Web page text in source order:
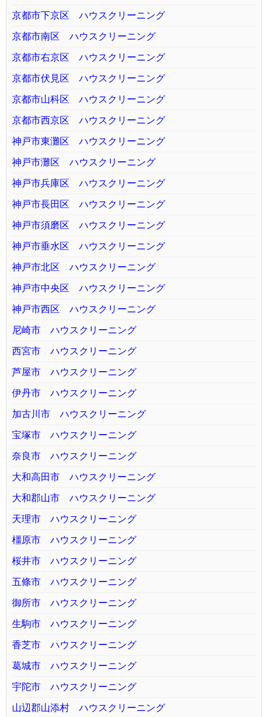
京都市下京区 ハウスクリーニング
京都市南区 ハウスクリーニング
京都市右京区 ハウスクリーニング
京都市伏見区 ハウスクリーニング
京都市山科区 ハウスクリーニング
京都市西京区 ハウスクリーニング
神戸市東灘区 ハウスクリーニング
神戸市灘区 ハウスクリーニング
神戸市兵庫区 ハウスクリーニング
神戸市長田区 ハウスクリーニング
神戸市須磨区 ハウスクリーニング
神戸市垂水区 ハウスクリーニング
神戸市北区 ハウスクリーニング
神戸市中央区 ハウスクリーニング
神戸市西区 ハウスクリーニング
尼崎市 ハウスクリーニング
西宮市 ハウスクリーニング
芦屋市 ハウスクリーニング
伊丹市 ハウスクリーニング
加古川市 ハウスクリーニング
宝塚市 ハウスクリーニング
奈良市 ハウスクリーニング
大和高田市 ハウスクリーニング
大和郡山市 ハウスクリーニング
天理市 ハウスクリーニング
橿原市 ハウスクリーニング
桜井市 ハウスクリーニング
五條市 ハウスクリーニング
御所市 ハウスクリーニング
生駒市 ハウスクリーニング
香芝市 ハウスクリーニング
葛城市 ハウスクリーニング
宇陀市 ハウスクリーニング
山辺郡山添村 ハウスクリーニング